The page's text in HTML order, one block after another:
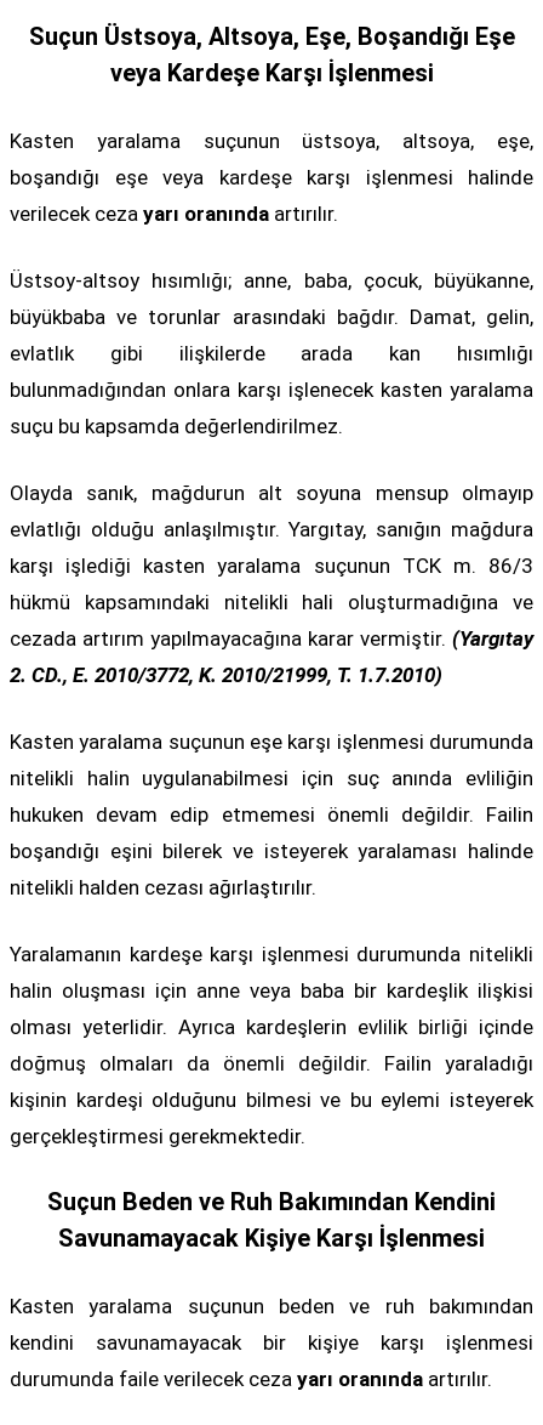
Suçun Üstsoya, Altsoya, Eşe, Boşandığı Eşe
veya Kardeşe Karşı İşlenmesi
Kasten yaralama suçunun üstsoya, altsoya, eşe,
boşandığı eşe veya kardeşe karşı işlenmesi halinde
verilecek ceza yarı oranında artırılır.
Üstsoy-altsoy hısımlığı; anne, baba, çocuk, büyükanne,
büyükbaba ve torunlar arasındaki bağdır. Damat, gelin,
evlatlık gibi ilişkilerde arada kan hısımlığı
bulunmadığından onlara karşı işlenecek kasten yaralama
suçu bu kapsamda değerlendirilmez.
Olayda sanık, mağdurun alt soyuna mensup olmayıp
evlatlığı olduğu anlaşılmıştır. Yargıtay, sanığın mağdura
karşı işlediği kasten yaralama suçunun TCK m. 86/3
hükmü kapsamındaki nitelikli hali oluşturmadığına ve
cezada artırım yapılmayacağına karar vermiştir. (Yargıtay
2. CD., E. 2010/3772, K. 2010/21999, T. 1.7.2010)
Kasten yaralama suçunun eşe karşı işlenmesi durumunda
nitelikli halin uygulanabilmesi için suç anında evliliğin
hukuken devam edip etmemesi önemli değildir. Failin
boşandığı eşini bilerek ve isteyerek yaralaması halinde
nitelikli halden cezası ağırlaştırılır.
Yaralamanın kardeşe karşı işlenmesi durumunda nitelikli
halin oluşması için anne veya baba bir kardeşlik ilişkisi
olması yeterlidir. Ayrıca kardeşlerin evlilik birliği içinde
doğmuş olmaları da önemli değildir. Failin yaraladığı
kişinin kardeşi olduğunu bilmesi ve bu eylemi isteyerek
gerçekleştirmesi gerekmektedir.
Suçun Beden ve Ruh Bakımından Kendini
Savunamayacak Kişiye Karşı İşlenmesi
Kasten yaralama suçunun beden ve ruh bakımından
kendini savunamayacak bir kişiye karşı işlenmesi
durumunda faile verilecek ceza yarı oranında artırılır.